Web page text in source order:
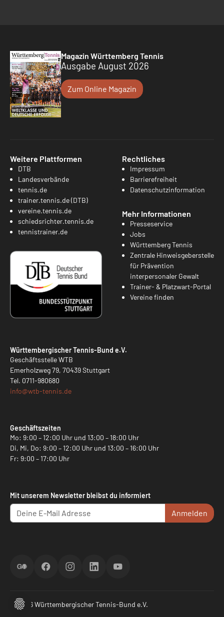
Magazin Württemberg Tennis
Ausgabe August 2026
Zum Online Magazin
Weitere Plattformen
DTB
Landesverbände
tennis.de
trainer.tennis.de (DTB)
vereine.tennis.de
schiedsrichter.tennis.de
tennistrainer.de
Rechtliches
Impressum
Barrierefreiheit
Datenschutzinformation
Mehr Informationen
Presseservice
Jobs
Württemberg Tennis
Zentrale Hinweisgeberstelle
für Prävention
interpersonaler Gewalt
Trainer- & Platzwart-Portal
Vereine finden
Württembergischer Tennis-Bund e.V.
Geschäftsstelle WTB
Emerholzweg 79, 70439 Stuttgart
Tel. 0711-980680
info@wtb-tennis.de
Geschäftszeiten
Mo: 9:00 – 12:00 Uhr und 13:00 – 18:00 Uhr
Di, Mi, Do: 9:00 – 12:00 Uhr und 13:00 – 16:00 Uhr
Fr: 9:00 – 17:00 Uhr
Mit unserem Newsletter bleibst du informiert
Anmelden
ScoreGOFacebookInstagramLinkedInYouTube
© 2026 Württembergischer Tennis-Bund e.V.